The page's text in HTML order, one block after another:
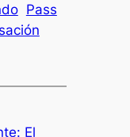
Pass
El